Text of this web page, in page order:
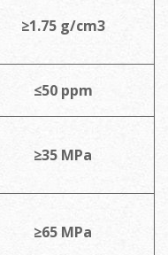
≥1.75 g/cm3
≤50 ppm
≥35 MPa
≥65 MPa